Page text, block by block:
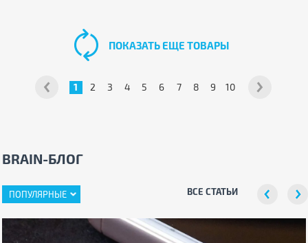
1 2 3 4 5 6 7 8 9 10
ПОКАЗАТЬ ЕЩЕ ТОВАРЫ
BRAIN-БЛОГ
ПОПУЛЯРНЫЕ ВСЕ СТАТЬИ